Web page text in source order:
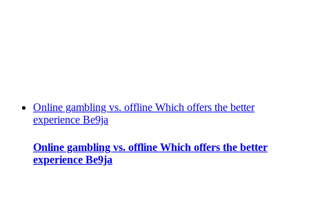
Online gambling vs. offline Which offers the better
experience Be9ja
Online gambling vs. offline Which offers the better
experience Be9ja